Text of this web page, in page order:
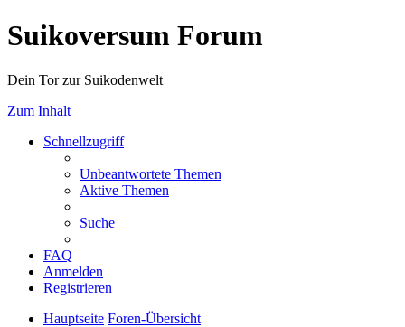
Suikoversum Forum
Dein Tor zur Suikodenwelt
Zum Inhalt
Schnellzugriff
Unbeantwortete Themen
Aktive Themen
Suche
FAQ
Anmelden
Registrieren
Hauptseite Foren-Übersicht